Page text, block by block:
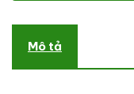
Mô tả